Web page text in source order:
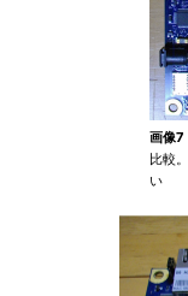
画像7
比較
い